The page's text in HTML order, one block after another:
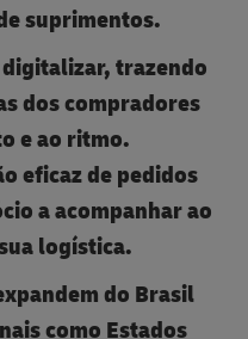
suprimentos.
digitalizar, trazendo
dos compradores
e ao ritmo.
eficaz de pedidos
a acompanhar ao
logística.
do Brasil
como Estados